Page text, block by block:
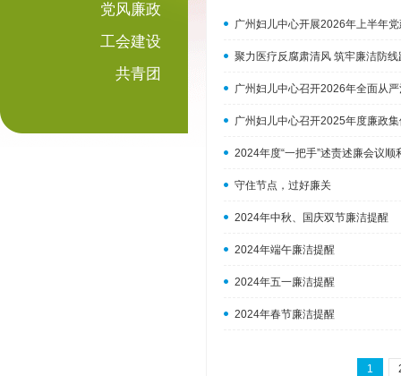
党风廉政
工会建设
共青团
广州妇儿中心开展2026年上半年
聚力医疗反腐肃清风 筑牢廉洁防
广州妇儿中心召开2026年全面从
广州妇儿中心召开2025年度廉政
2024年度“一把手”述责述廉会议顺
守住节点，过好廉关
2024年中秋、国庆双节廉洁提醒
2024年端午廉洁提醒
2024年五一廉洁提醒
2024年春节廉洁提醒
1